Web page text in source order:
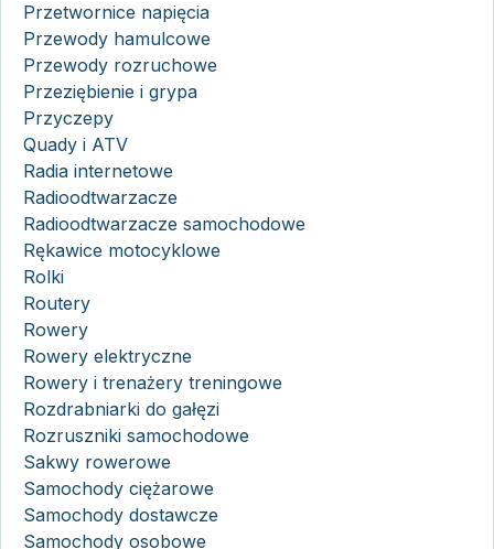
Przetwornice napięcia
Przewody hamulcowe
Przewody rozruchowe
Przeziębienie i grypa
Przyczepy
Quady i ATV
Radia internetowe
Radioodtwarzacze
Radioodtwarzacze samochodowe
Rękawice motocyklowe
Rolki
Routery
Rowery
Rowery elektryczne
Rowery i trenażery treningowe
Rozdrabniarki do gałęzi
Rozruszniki samochodowe
Sakwy rowerowe
Samochody ciężarowe
Samochody dostawcze
Samochody osobowe